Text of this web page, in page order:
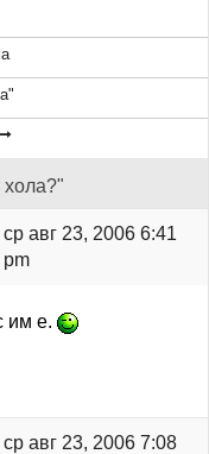
хола?"
ср авг 23, 2006 6:41
pm
им е.
ср авг 23, 2006 7:08